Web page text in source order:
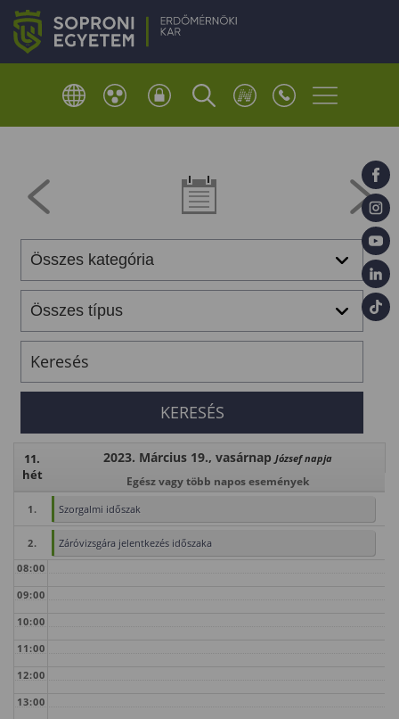
11.
hét
2023. Március 19., vasárnap József napja
Egész vagy több napos események
1. Szorgalmi időszak
2.
Záróvizsgára jelentkezés időszaka
08:00
09:00
10:00
11:00
12:00
13:00